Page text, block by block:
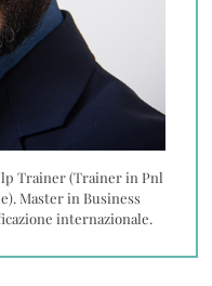
Trainer (Trainer in Pnl
Master in Business
internazionale.